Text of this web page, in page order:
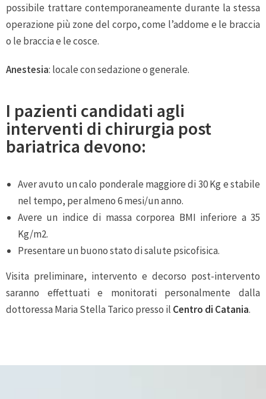
possibile trattare contemporaneamente durante la stessa
operazione più zone del corpo, come l’addome e le braccia
o le braccia e le cosce.
Anestesia: locale con sedazione o generale.
I pazienti candidati agli
interventi di chirurgia post
bariatrica devono:
Aver avuto un calo ponderale maggiore di 30 Kg e stabile
nel tempo, per almeno 6 mesi/un anno.
Avere un indice di massa corporea BMI inferiore a 35
Kg/m2.
Presentare un buono stato di salute psicofisica.
Visita preliminare, intervento e decorso post-intervento
saranno effettuati e monitorati personalmente dalla
dottoressa Maria Stella Tarico presso il Centro di Catania.